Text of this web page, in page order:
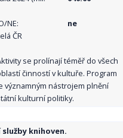
NE:
ne
ČR
se prolínají téměř do všech
činností v kultuře. Program
významným nástrojem plnění
kulturní politiky.
knihoven.